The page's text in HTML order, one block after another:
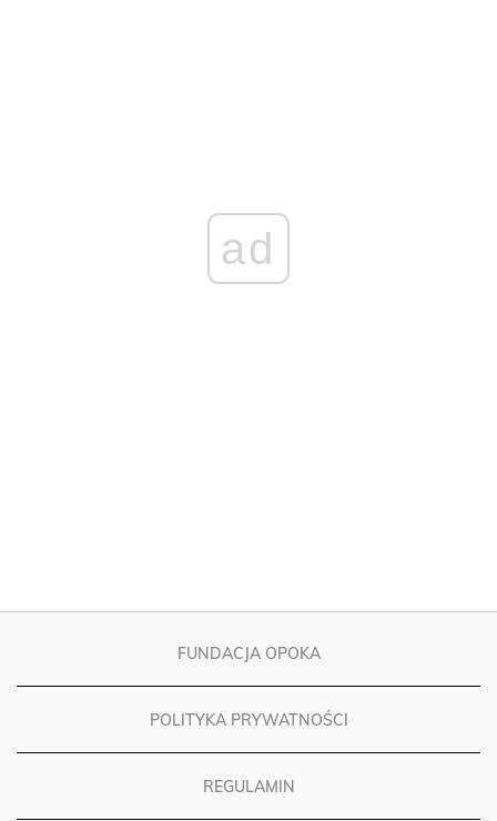
FUNDACJA OPOKA
POLITYKA PRYWATNOŚCI
REGULAMIN